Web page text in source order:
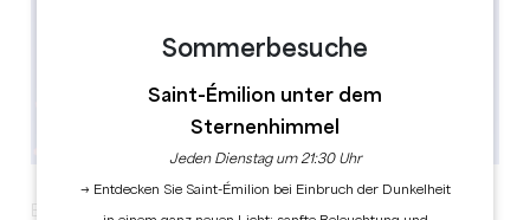
Erleben Sie den Nationalfeiertag in Sainte-Foy-la-
Sommerbesuche
Saint-Émilion unter dem
Sternenhimmel
Jeden Dienstag um 21:30 Uhr
→ Entdecken Sie Saint-Émilion bei Einbruch der Dunkelheit